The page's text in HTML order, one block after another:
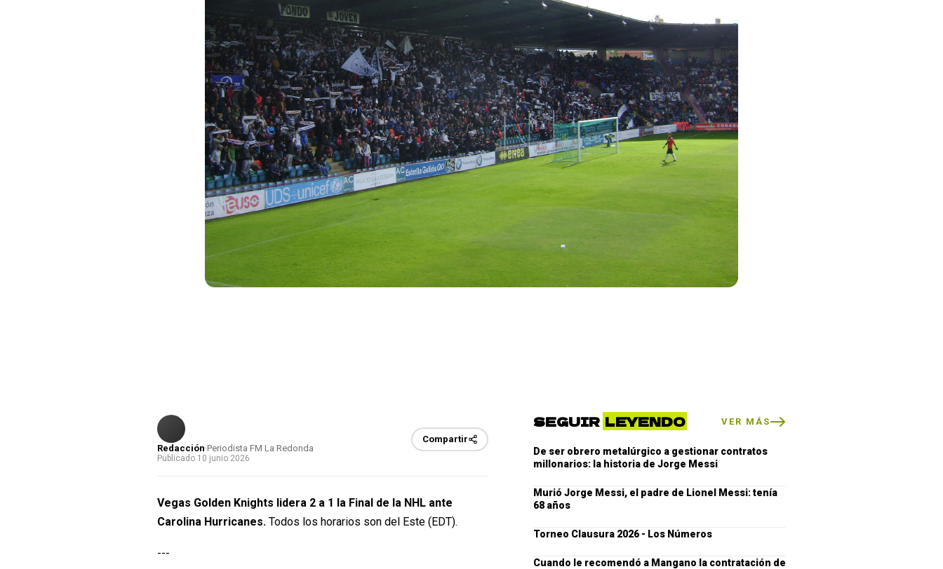
Redacción·Periodista FM La Redonda
Publicado 10 junio 2026
Compartir
Vegas Golden Knights lidera 2 a 1 la Final de la NHL ante
Carolina Hurricanes. Todos los horarios son del Este (EDT).
---
SEGUIR LEYENDO VER MÁS
De ser obrero metalúrgico a gestionar contratos
millonarios: la historia de Jorge Messi
Murió Jorge Messi, el padre de Lionel Messi: tenía
68 años
Torneo Clausura 2026 - Los Números
Cuando le recomendó a Mangano la contratación de